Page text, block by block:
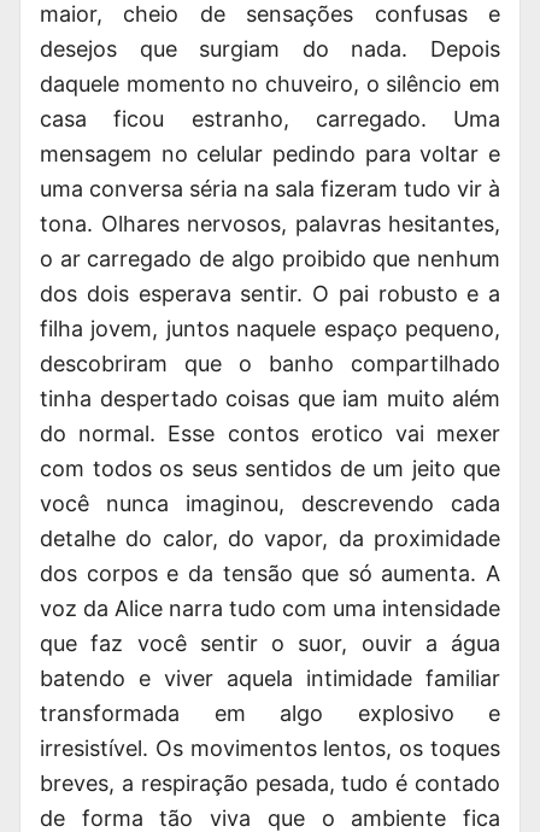
maior, cheio de sensações confusas e
desejos que surgiam do nada. Depois
daquele momento no chuveiro, o silêncio em
casa ficou estranho, carregado. Uma
mensagem no celular pedindo para voltar e
uma conversa séria na sala fizeram tudo vir à
tona. Olhares nervosos, palavras hesitantes,
o ar carregado de algo proibido que nenhum
dos dois esperava sentir. O pai robusto e a
filha jovem, juntos naquele espaço pequeno,
descobriram que o banho compartilhado
tinha despertado coisas que iam muito além
do normal. Esse contos erotico vai mexer
com todos os seus sentidos de um jeito que
você nunca imaginou, descrevendo cada
detalhe do calor, do vapor, da proximidade
dos corpos e da tensão que só aumenta. A
voz da Alice narra tudo com uma intensidade
que faz você sentir o suor, ouvir a água
batendo e viver aquela intimidade familiar
transformada em algo explosivo e
irresistível. Os movimentos lentos, os toques
breves, a respiração pesada, tudo é contado
de forma tão viva que o ambiente fica